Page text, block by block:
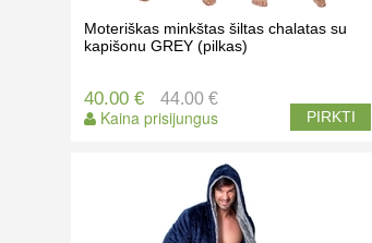
Moteriškas minkštas šiltas chalatas su
kapišonu GREY (pilkas)
40.00 €
Kaina prisijungus
44.00 €
PIRKTI